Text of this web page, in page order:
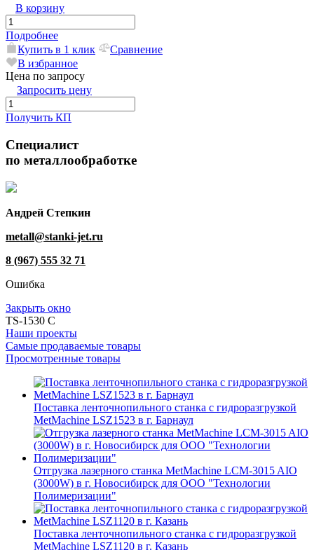
В корзину
Подробнее
Купить в 1 клик
Сравнение
В избранное
Цена по запросу
Запросить цену
Получить КП
Специалист
по металлообработке
Андрей Степкин
metall@stanki-jet.ru
8 (967) 555 32 71
Ошибка
Закрыть окно
TS-1530 C
Наши проекты
Самые продаваемые товары
Просмотренные товары
Поставка ленточнопильного станка c гидроразгрузкой
MetMachine LSZ1523 в г. Барнаул
Отгрузка лазерного станка MetMachine LCM-3015 AIO
(3000W) в г. Новосибирск для ООО "Технологии
Полимеризации"
Поставка ленточнопильного станка c гидроразгрузкой
MetMachine LSZ1120 в г. Казань